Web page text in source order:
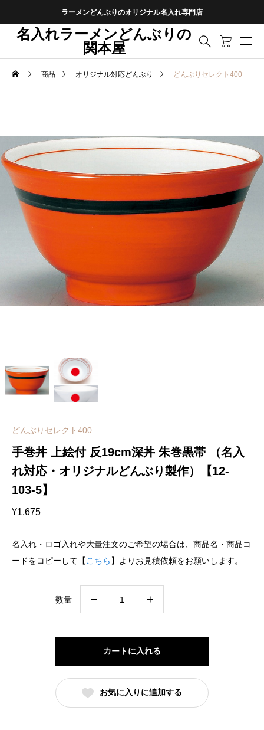
ラーメンどんぶりのオリジナル名入れ専門店
名入れラーメンどんぶりの
関本屋
商品 オリジナル対応どんぶり どんぶりセレクト400
どんぶりセレクト400
手巻丼 上絵付 反19cm深丼 朱巻黒帯 （名入
れ対応・オリジナルどんぶり製作）【12-
103-5】
¥1,675
名入れ・ロゴ入れや大量注文のご希望の場合は、商品名・商品コ
ードをコピーして【 こちら 】よりお見積依頼をお願いします。
数量
付
反
19cm
カートに入れる
お気に入りに追加する